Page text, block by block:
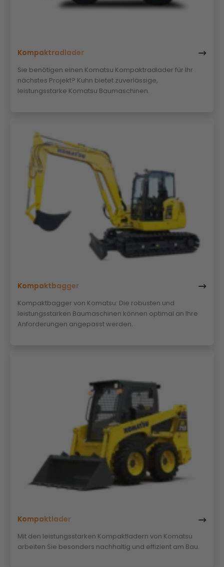
Kompaktradlader
Sie benötigen einen Komatsu Kompaktradlader für Ihr
nächstes Projekt? Kuhn bietet zuverlässige,
leistungsstarke Komatsu Baumaschinen.
Kompaktbagger
Kompaktbagger von Komatsu: Die robusten und
leistungsstarken Baumaschinen können optimal an Ihre
Anforderungen angepasst werden.
Kompaktlader
Mit den leistungsstarken Kompaktladern von Komatsu
arbeiten Sie besonders nachhaltig und effizient am Bau.